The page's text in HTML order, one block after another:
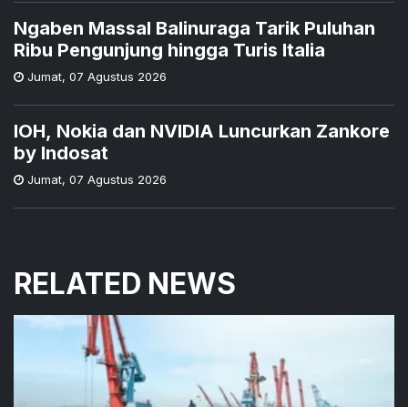
Ngaben Massal Balinuraga Tarik Puluhan
Ribu Pengunjung hingga Turis Italia
Jumat, 07 Agustus 2026
IOH, Nokia dan NVIDIA Luncurkan Zankore
by Indosat
Jumat, 07 Agustus 2026
RELATED NEWS